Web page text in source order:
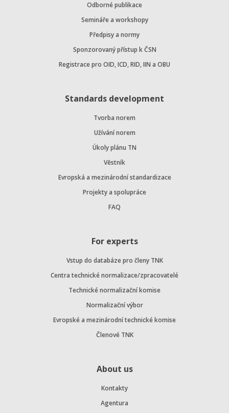
Odborné publikace
Semináře a workshopy
Předpisy a normy
Sponzorovaný přístup k ČSN
Registrace pro OID, ICD, RID, IIN a OBU
Standards development
Tvorba norem
Užívání norem
Úkoly plánu TN
Věstník
Evropská a mezinárodní standardizace
Projekty a spolupráce
FAQ
For experts
Vstup do databáze pro členy TNK
Centra technické normalizace/zpracovatelé
Technické normalizační komise
Normalizační výbor
Evropské a mezinárodní technické komise
Členové TNK
About us
Kontakty
Agentura